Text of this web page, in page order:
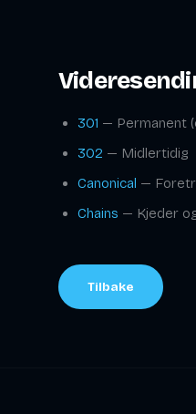
301 — Permanent
302 — Midlertidig
Canonical —
Chains — Kjeder
Tilbake